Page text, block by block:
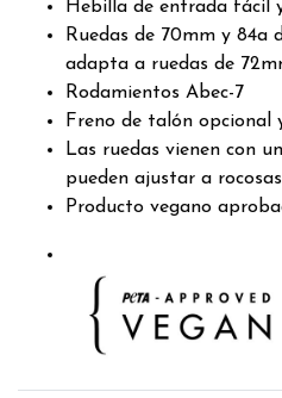
Hebilla de entrada fácil
Ruedas de 70mm y
adapta a ruedas de
Rodamientos Abec-7
Freno de talón opcional
Las ruedas vienen con
pueden ajustar a rocosas
Producto vegano